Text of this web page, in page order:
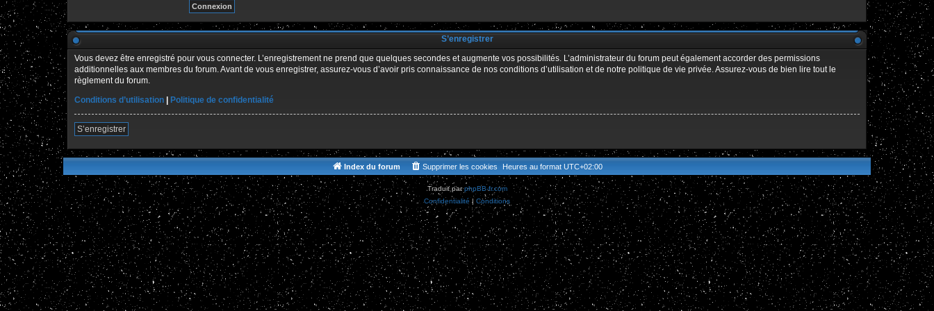
S’enregistrer
Vous devez être enregistré pour vous connecter. L’enregistrement ne prend que quelques secondes et augmente vos possibilités. L’administrateur du forum peut également accorder des permissions
additionnelles aux membres du forum. Avant de vous enregistrer, assurez-vous d’avoir pris connaissance de nos conditions d’utilisation et de notre politique de vie privée. Assurez-vous de bien lire tout le
règlement du forum.
Conditions d’utilisation
Politique de confidentialité
S’enregistrer
Index du forum Heures au format UTC+02:00
Supprimer les cookies
Traduit parphpBB-fr.com
Confidentialité | Conditions